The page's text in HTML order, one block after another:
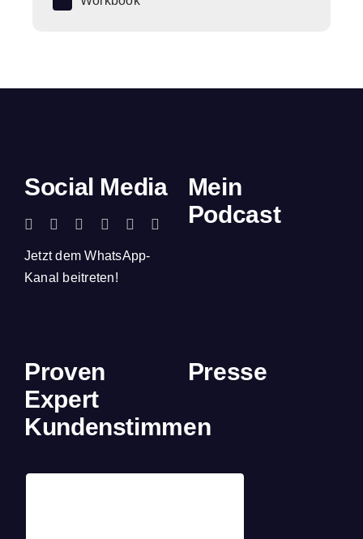
Social Media
Jetzt dem WhatsApp-
Kanal beitreten!
Mein
Podcast
Proven
Expert
Kundenstimmen
Presse